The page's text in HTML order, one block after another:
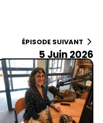
ÉPISODE SUIVANT
5 Juin 2026